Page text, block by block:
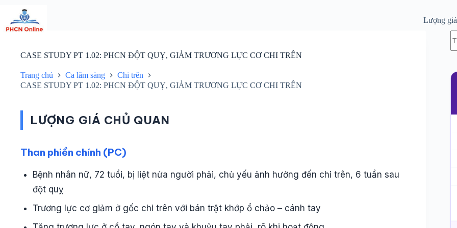
phần
nội
Lượng giá
CASE STUDY PT 1.02: PHCN ĐỘT QUỴ, GIẢM TRƯƠNG LỰC CƠ CHI TRÊN
Trang chủ Ca lâm sàng
Chi trên
CASE STUDY PT 1.02: PHCN ĐỘT QUỴ, GIẢM TRƯƠNG LỰC CƠ CHI TRÊN
LƯỢNG GIÁ CHỦ QUAN
Than phiền chính (PC)
Bệnh nhân nữ, 72 tuổi, bị liệt nửa người phải, chủ yếu ảnh hưởng đến chi trên, 6 tuần sau
đột quỵ
Trương lực cơ giảm ở gốc chi trên với bán trật khớp ổ chảo – cánh tay